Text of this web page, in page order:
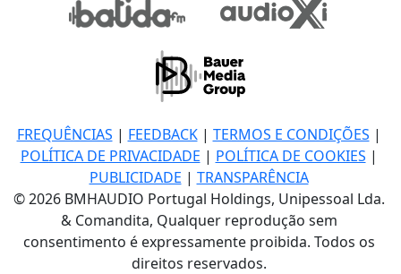
FREQUÊNCIAS | FEEDBACK| TERMOS E CONDIÇÕES |
POLÍTICA DE PRIVACIDADE | POLÍTICA DE COOKIES |
PUBLICIDADE | TRANSPARÊNCIA
© 2026 BMHAUDIO Portugal Holdings, Unipessoal Lda.
& Comandita, Qualquer reprodução sem
consentimento é expressamente proibida. Todos os
direitos reservados.